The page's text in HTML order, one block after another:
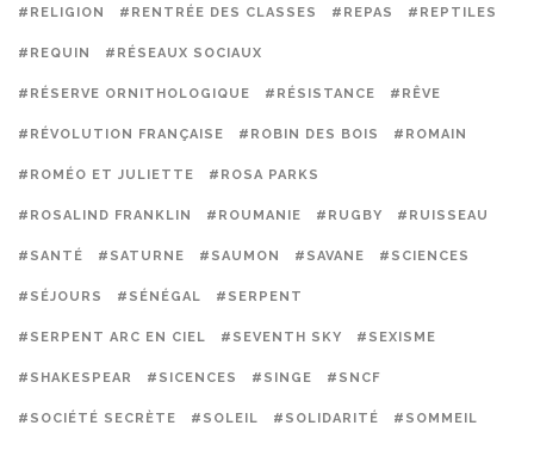
#RELIGION #RENTRÉE DES CLASSES #REPAS #REPTILES
#REQUIN #RÉSEAUX SOCIAUX
#RÉSERVE ORNITHOLOGIQUE #RÉSISTANCE #RÊVE
#RÉVOLUTION FRANÇAISE #ROBIN DES BOIS #ROMAIN
#ROMÉO ET JULIETTE #ROSA PARKS
#ROSALIND FRANKLIN #ROUMANIE #RUGBY #RUISSEAU
#SANTÉ #SATURNE #SAUMON #SAVANE #SCIENCES
#SÉJOURS #SÉNÉGAL #SERPENT
#SERPENT ARC EN CIEL #SEVENTH SKY #SEXISME
#SHAKESPEAR #SICENCES #SINGE #SNCF
#SOCIÉTÉ SECRÈTE #SOLEIL #SOLIDARITÉ #SOMMEIL